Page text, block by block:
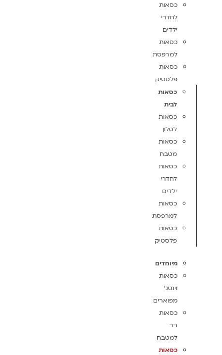
כסאות
לחדרי
ילדים
כסאות
למרפסת
כסאות
פלסטיק
כסאות
לבית
כסאות
לסלון
כסאות
מטבח
כסאות
לחדרי
ילדים
כסאות
למרפסת
כסאות
פלסטיק
מיוחדים
כסאות
וינטג'
מפוארים
כסאות
בר
למטבח
כסאות